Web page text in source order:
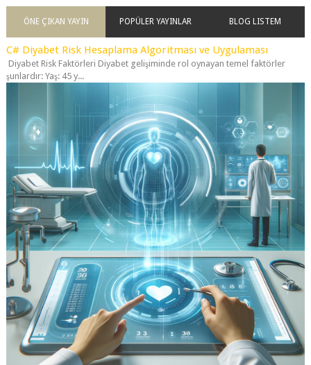
ÖNE ÇIKAN YAYIN POPÜLER YAYINLAR BLOG LISTEM
C# Diyabet Risk Hesaplama Algoritması ve Uygulaması
Diyabet Risk Faktörleri Diyabet gelişiminde rol oynayan temel faktörler
şunlardır: Yaş: 45 y...